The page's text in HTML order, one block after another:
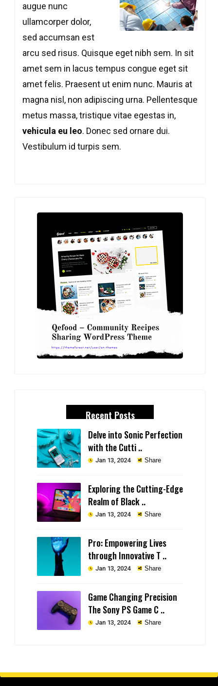
augue nunc
ullamcorper dolor,
sed accumsan est
arcu sed risus. Quisque eget nibh sem. In sit
amet sem in lacus tempus congue eget sit
amet felis. Praesent ut enim nunc. Mauris at
magna nisl, non adipiscing urna. Pellentesque
metus massa, tristique vitae egestas in,
vehicula eu leo. Donec sed ornare dui.
Vestibulum id turpis sem.
Recent Posts
Delve into Sonic Perfection
with the Cutti ..
Jan 13, 2024 Share
Exploring the Cutting-Edge
Realm of Black ..
Jan 13, 2024 Share
Pro: Empowering Lives
through Innovative T ..
Jan 13, 2024 Share
Game Changing Precision
The Sony PS Game C ..
Jan 13, 2024 Share